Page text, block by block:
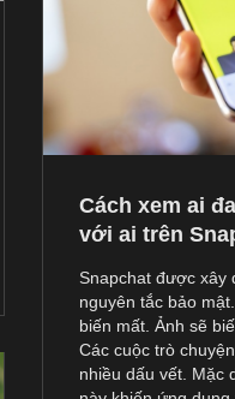
Cách xem ai
với ai trên
Snapchat được xây
nguyên tắc bảo
biến mất. Ảnh sẽ
Các cuộc trò
nhiều dấu vết. Mặc